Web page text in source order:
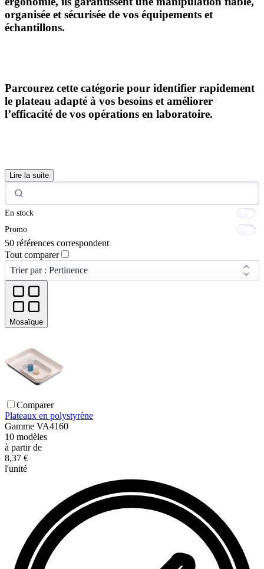
organisée et sécurisée de vos équipements et
échantillons.
Parcourez cette catégorie pour identifier rapidement
le plateau adapté à vos besoins et améliorer
l’efficacité de vos opérations en laboratoire.
Lire la suite
En stock
Promo
50 références correspondent
Tout comparer
Mosaïque
Comparer
Plateaux en polystyrène
Gamme VA4160
10 modèles
à partir de
8,37 €
l'unité